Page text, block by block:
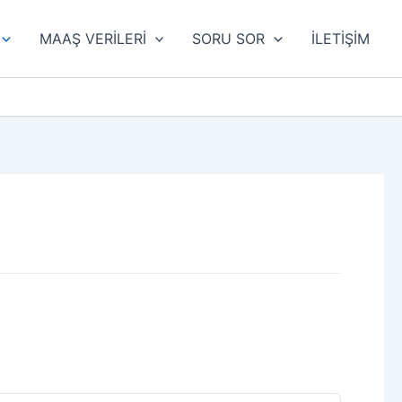
MAAŞ VERİLERİ SORU SOR İLETİŞİM